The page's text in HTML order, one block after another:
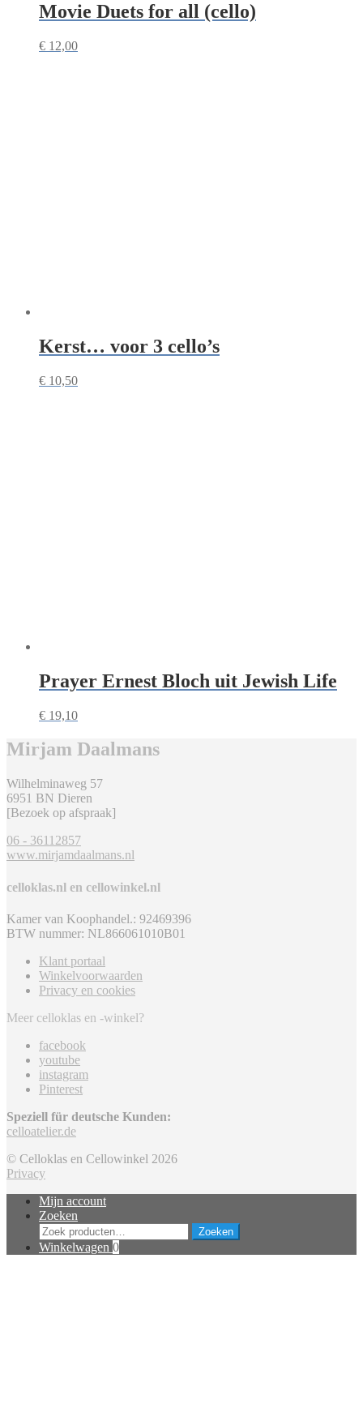
Movie Duets for all (cello)
€ 12,00
Kerst… voor 3 cello’s
€ 10,50
Prayer Ernest Bloch uit Jewish Life
€ 19,10
Mirjam Daalmans
Wilhelminaweg 57
6951 BN Dieren
[Bezoek op afspraak]
06 - 36112857
www.mirjamdaalmans.nl
celloklas.nl en cellowinkel.nl
Kamer van Koophandel.: 92469396
BTW nummer: NL866061010B01
Klant portaal
Winkelvoorwaarden
Privacy en cookies
Meer celloklas en -winkel?
facebook
youtube
instagram
Pinterest
Speziell für deutsche Kunden:
celloatelier.de
© Celloklas en Cellowinkel 2026
Privacy
Mijn account
Zoeken
Zoeken
naar:
Zoeken
Winkelwagen 0